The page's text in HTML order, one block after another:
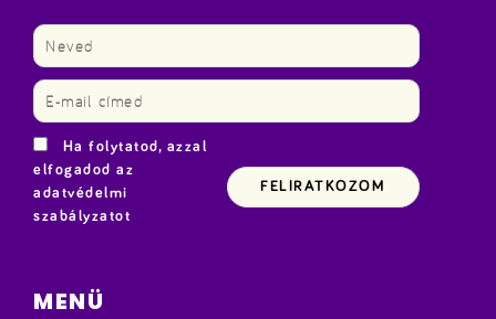
Ha folytatod, azzal
elfogadod az
adatvédelmi
szabályzatot
MENÜ